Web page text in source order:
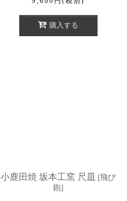
購入する
小鹿田焼 坂本工窯 尺皿 [飛び
鉋]